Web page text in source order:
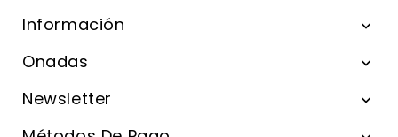
Información 
Onadas 
Newsletter 